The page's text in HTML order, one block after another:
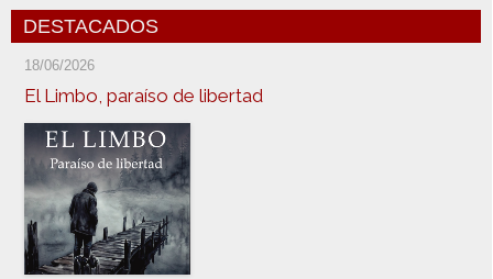
DESTACADOS
18/06/2026
El Limbo, paraíso de libertad